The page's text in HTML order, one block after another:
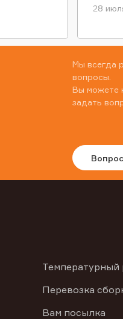
28
Мы всегда
вопросы.
Вы можете
задать
Температурный
Перевозка
Вам посылка